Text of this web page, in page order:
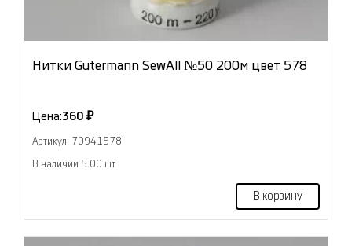
Нитки Gutermann SewAll №50 200м цвет 578
Цена:360 ₽
Артикул: 70941578
В наличии 5.00 шт
В корзину